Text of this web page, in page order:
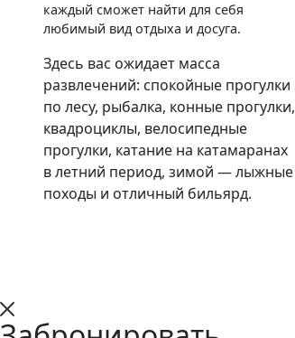
каждый сможет найти для себя
любимый вид отдыха и досуга.
Здесь вас ожидает масса
развлечений: спокойные прогулки
по лесу, рыбалка, конные прогулки,
квадроциклы, велосипедные
прогулки, катание на катамаранах
в летний период, зимой — лыжные
походы и отличный бильярд.